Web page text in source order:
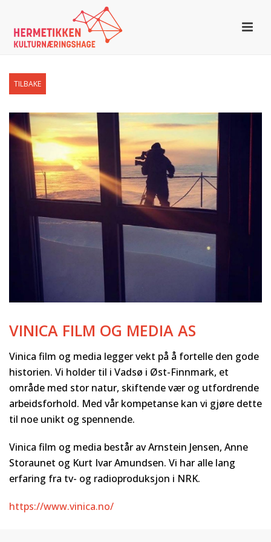
TILBAKE
VINICA FILM OG MEDIA AS
Vinica film og media legger vekt på å fortelle den gode
historien. Vi holder til i Vadsø i Øst-Finnmark, et
område med stor natur, skiftende vær og utfordrende
arbeidsforhold. Med vår kompetanse kan vi gjøre dette
til noe unikt og spennende.
Vinica film og media består av Arnstein Jensen, Anne
Storaunet og Kurt Ivar Amundsen. Vi har alle lang
erfaring fra tv- og radioproduksjon i NRK.
https://www.vinica.no/